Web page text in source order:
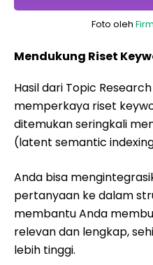
Foto oleh
Mendukung Riset
Hasil dari Topic
memperkaya riset
ditemukan seringkali
(latent semantic
Anda bisa
pertanyaan ke dalam
membantu Anda
relevan dan lengkap,
lebih tinggi.